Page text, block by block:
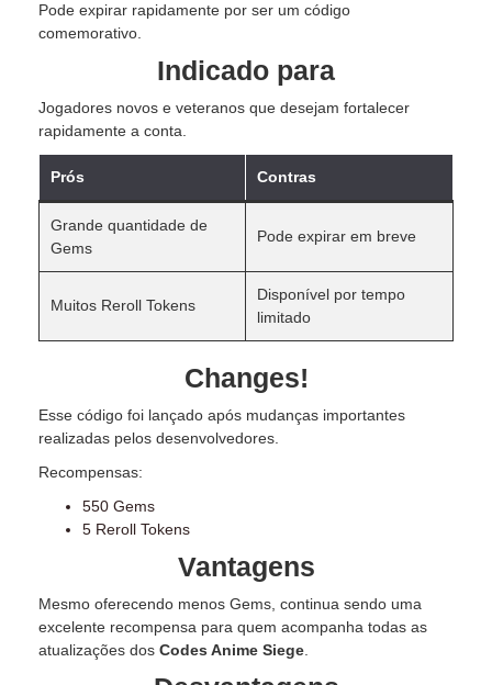
Pode expirar rapidamente por ser um código
comemorativo.
Indicado para
Jogadores novos e veteranos que desejam fortalecer
rapidamente a conta.
Prós Contras
Grande quantidade de
Gems
Pode expirar em breve
Muitos Reroll Tokens
Disponível por tempo
limitado
Changes!
Esse código foi lançado após mudanças importantes
realizadas pelos desenvolvedores.
Recompensas:
550 Gems
5 Reroll Tokens
Vantagens
Mesmo oferecendo menos Gems, continua sendo uma
excelente recompensa para quem acompanha todas as
atualizações dos Codes Anime Siege.